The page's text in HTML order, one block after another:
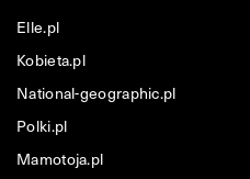
Elle.pl
Kobieta.pl
National-geographic.pl
Polki.pl
Mamotoja.pl